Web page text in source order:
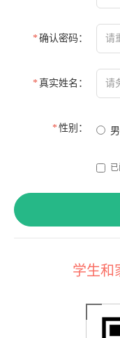
*确认密码：
*真实姓名：
*性别： 男
学生和